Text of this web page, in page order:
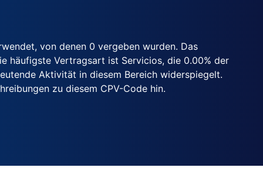
von denen 0 vergeben wurden. Das
häufigste Vertragsart ist Servicios, die 0.00% der
Aktivität in diesem Bereich widerspiegelt.
zu diesem CPV-Code hin.